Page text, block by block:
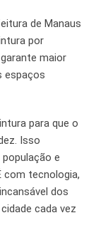
de Manaus
por
maior
espaços
para que o
Isso
e
com tecnologia,
dos
cada vez